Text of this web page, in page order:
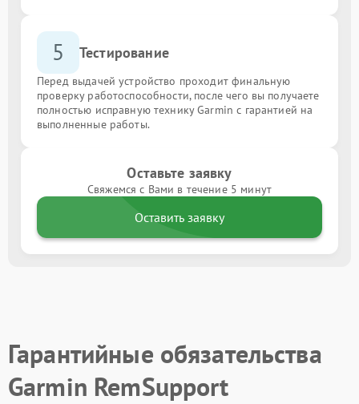
5 Тестирование
Перед выдачей устройство проходит финальную
проверку работоспособности, после чего вы получаете
полностью исправную технику Garmin с гарантией на
выполненные работы.
Оставьте заявку
Свяжемся с Вами в течение 5 минут
Оставить заявку
Гарантийные обязательства
Garmin RemSupport